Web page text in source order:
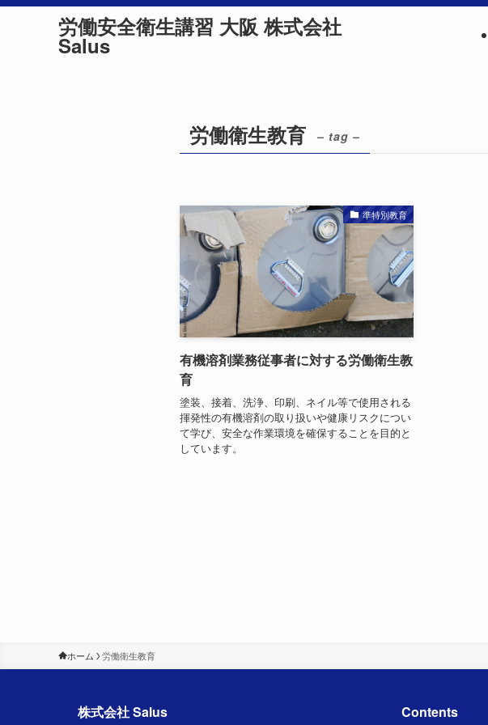
労働安全衛生講習 大阪 株式会社
Salus
労働衛生教育 – tag –
準特別教育
有機溶剤業務従事者に対する労働衛生教
育
塗装、接着、洗浄、印刷、ネイル等で使用される
揮発性の有機溶剤の取り扱いや健康リスクについ
て学び、安全な作業環境を確保することを目的と
しています。
ホーム 労働衛生教育
株式会社 Salus Contents